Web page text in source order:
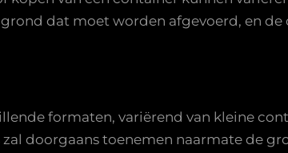
dat moet worden afgevoerd, en de
formaten, variërend van kleine
doorgaans toenemen naarmate de